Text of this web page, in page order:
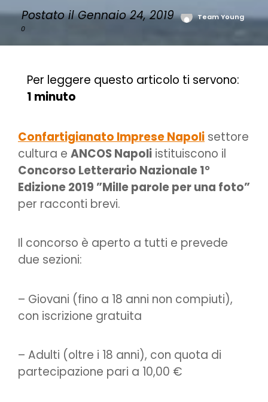
Postato il Gennaio 24, 2019
Team Young
0
Per leggere questo articolo ti servono:
1 minuto
Confartigianato Imprese Napoli settore
cultura e ANCOS Napoli istituiscono il
Concorso Letterario Nazionale 1°
Edizione 2019 ”Mille parole per una foto”
per racconti brevi.
Il concorso è aperto a tutti e prevede
due sezioni:
– Giovani (fino a 18 anni non compiuti),
con iscrizione gratuita
– Adulti (oltre i 18 anni), con quota di
partecipazione pari a 10,00 €